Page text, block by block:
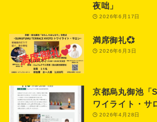
夜咄」
2026年6月17日
満席御礼💞
2026年6月3日
京都烏丸御池「
ワイライト・サ
2026年4月28日